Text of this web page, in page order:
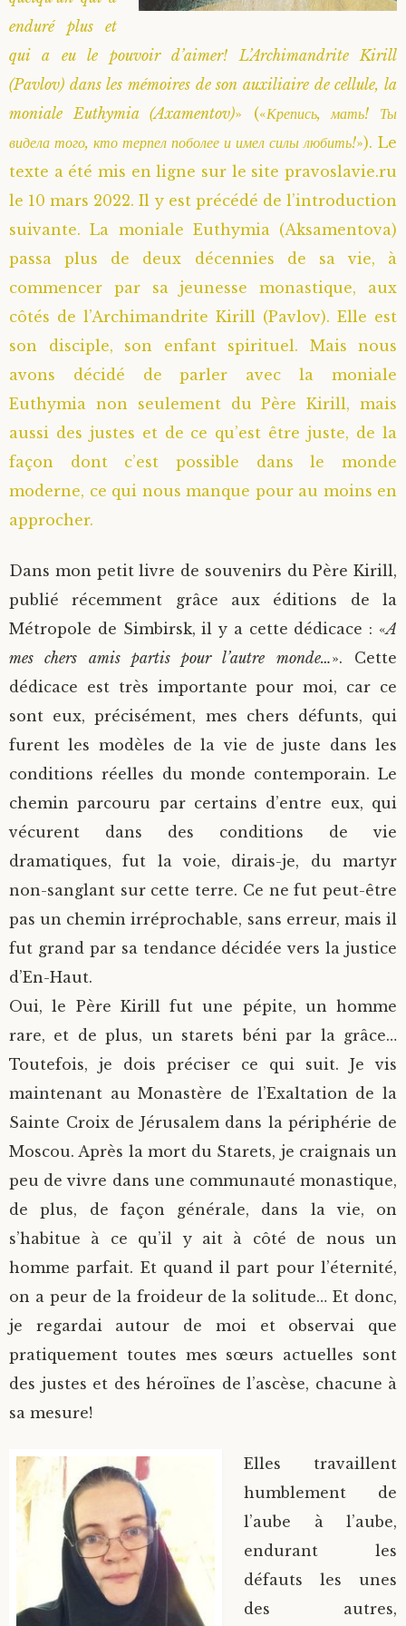
Saint Sophrony l’Athonite
Sainte Xenia
Staritsa Marie Makovkine
Natalia de Vyritsa
Archimandrite Lazare (Abachidzé)
Geronda Arsenios le Spiléote
Archimandrite Nathanaël (Pospelov)
Père Héliodore
enduré plus et
qui a eu le pouvoir d’aimer! L’Archimandrite Kirill
(Pavlov) dans les mémoires de son auxiliaire de cellule, la
moniale Euthymia (Axamentov)» («Крепись, мать! Ты
видела того, кто терпел поболее и имел силы любить!»). Le
texte a été mis en ligne sur le site pravoslavie.ru
le 10 mars 2022. Il y est précédé de l’introduction
suivante. La moniale Euthymia (Aksamentova)
passa plus de deux décennies de sa vie, à
commencer par sa jeunesse monastique, aux
côtés de l’Archimandrite Kirill (Pavlov). Elle est
son disciple, son enfant spirituel. Mais nous
avons décidé de parler avec la moniale
Euthymia non seulement du Père Kirill, mais
aussi des justes et de ce qu’est être juste, de la
façon dont c’est possible dans le monde
moderne, ce qui nous manque pour au moins en
approcher.
Dans mon petit livre de souvenirs du Père Kirill,
publié récemment grâce aux éditions de la
Métropole de Simbirsk, il y a cette dédicace : «A
mes chers amis partis pour l’autre monde…». Cette
dédicace est très importante pour moi, car ce
sont eux, précisément, mes chers défunts, qui
furent les modèles de la vie de juste dans les
conditions réelles du monde contemporain. Le
chemin parcouru par certains d’entre eux, qui
vécurent dans des conditions de vie
dramatiques, fut la voie, dirais-je, du martyr
non-sanglant sur cette terre. Ce ne fut peut-être
pas un chemin irréprochable, sans erreur, mais il
fut grand par sa tendance décidée vers la justice
d’En-Haut.
Oui, le Père Kirill fut une pépite, un homme
rare, et de plus, un starets béni par la grâce…
Toutefois, je dois préciser ce qui suit. Je vis
maintenant au Monastère de l’Exaltation de la
Sainte Croix de Jérusalem dans la périphérie de
Moscou. Après la mort du Starets, je craignais un
peu de vivre dans une communauté monastique,
de plus, de façon générale, dans la vie, on
s’habitue à ce qu’il y ait à côté de nous un
homme parfait. Et quand il part pour l’éternité,
on a peur de la froideur de la solitude… Et donc,
je regardai autour de moi et observai que
pratiquement toutes mes sœurs actuelles sont
des justes et des héroïnes de l’ascèse, chacune à
sa mesure!
Elles travaillent
humblement de
l’aube à l’aube,
endurant les
défauts les unes
des autres,